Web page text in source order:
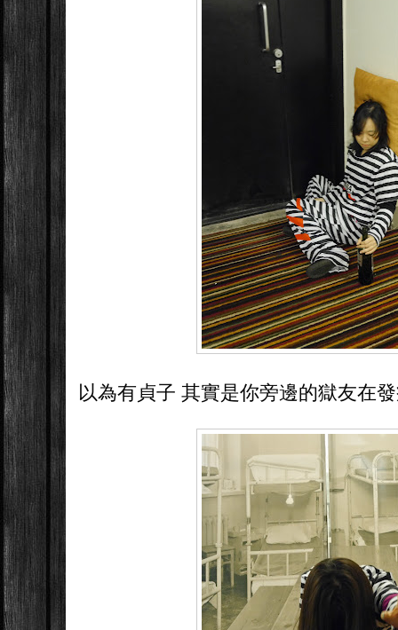
以為有貞子 其實是你旁邊的獄友在